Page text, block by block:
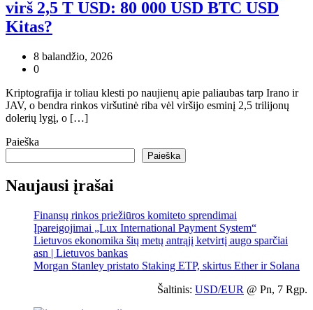
virš 2,5 T USD: 80 000 USD BTC USD
Kitas?
8 balandžio, 2026
0
Kriptografija ir toliau klesti po naujienų apie paliaubas tarp Irano ir
JAV, o bendra rinkos viršutinė riba vėl viršijo esminį 2,5 trilijonų
dolerių lygį, o […]
Paieška
Paieška
Naujausi įrašai
Finansų rinkos priežiūros komiteto sprendimai
Įpareigojimai „Lux International Payment System“
Lietuvos ekonomika šių metų antrąjį ketvirtį augo sparčiai
asn | Lietuvos bankas
Morgan Stanley pristato Staking ETP, skirtus Ether ir Solana
Šaltinis: USD/EUR @ Pn, 7 Rgp.